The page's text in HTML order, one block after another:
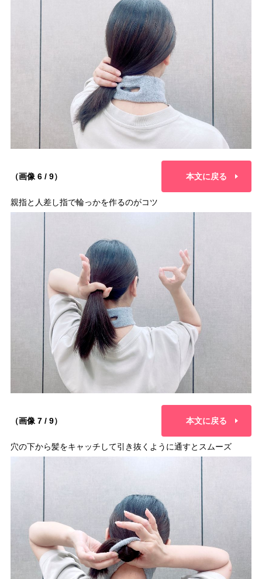
（画像 6 / 9） 本文に戻る
親指と人差し指で輪っかを作るのがコツ
（画像 7 / 9） 本文に戻る
穴の下から髪をキャッチして引き抜くように通すとスムーズ